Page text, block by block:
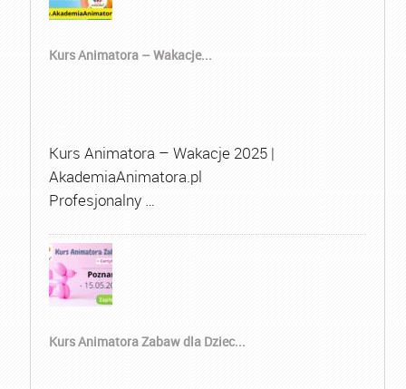
Kurs Animatora – Wakacje...
Kurs Animatora – Wakacje 2025 |
AkademiaAnimatora.pl
Profesjonalny …
Kurs Animatora Zabaw dla Dziec...